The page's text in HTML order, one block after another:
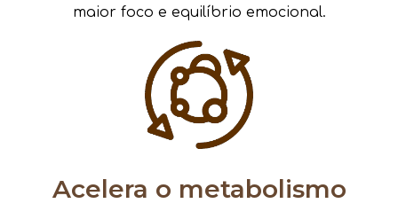
maior foco e equilíbrio emocional.
Acelera o metabolismo